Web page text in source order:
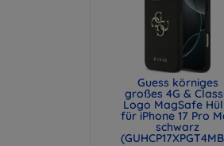
Guess körniges
großes 4G &
Logo MagSafe
für iPhone 17 Pro
schwarz